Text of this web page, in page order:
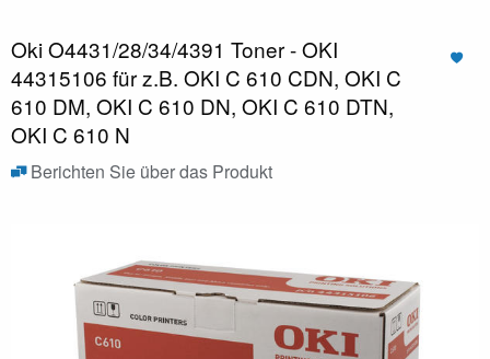
Oki O4431/28/34/4391 Toner - OKI
44315106 für z.B. OKI C 610 CDN, OKI C
610 DM, OKI C 610 DN, OKI C 610 DTN,
OKI C 610 N
Berichten Sie über das Produkt